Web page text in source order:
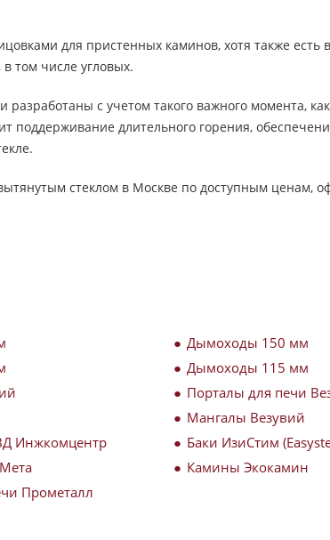
для пристенных каминов, хотя также есть
том числе угловых.
с учетом такого важного момента,
поддерживание длительного горения,
стеклом в Москве по доступным ценам,
Дымоходы 150 мм
Дымоходы 115 мм
Порталы для печи
Мангалы Везувий
Инжкомцентр
Баки ИзиСтим
Камины Экокамин
Прометалл